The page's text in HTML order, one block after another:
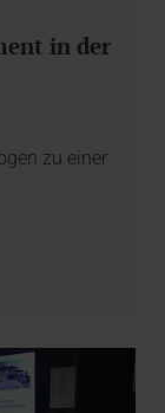
in der
zu einer